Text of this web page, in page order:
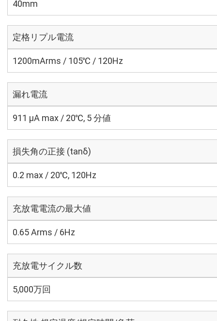
40mm
定格リプル電流
1200mArms / 105℃ / 120Hz
漏れ電流
911 μA max / 20℃, 5 分値
損失角の正接 (tanδ)
0.2 max / 20℃, 120Hz
充放電電流の最大値
0.65 Arms / 6Hz
充放電サイクル数
5,000万回